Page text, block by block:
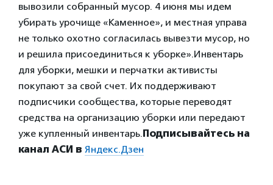
вывозили собранный мусор. 4 июня мы идем
убирать урочище «Каменное», и местная управа
не только охотно согласилась вывезти мусор, но
и решила присоединиться к уборке».Инвентарь
для уборки, мешки и перчатки активисты
покупают за свой счет. Их поддерживают
подписчики сообщества, которые переводят
средства на организацию уборки или передают
уже купленный инвентарь. Подписывайтесь на
канал АСИ в Яндекс.Дзен